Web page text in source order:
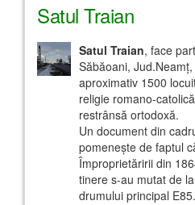
Satul Traian
Satul Traian, face
Săbăoani,
aproximativ 1500
religie romano-
restrânsă ortodoxă.
Un document din
pomeneşte de faptul
Împroprietăririi din
tinere s-au mutat de
drumului principal E85.